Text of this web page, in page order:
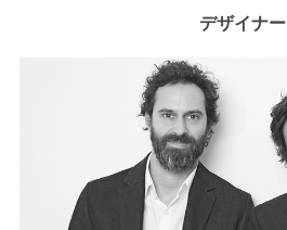
デザイナー